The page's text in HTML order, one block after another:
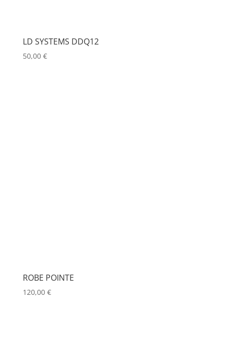
LD SYSTEMS DDQ12
50,00 €
ROBE POINTE
120,00 €